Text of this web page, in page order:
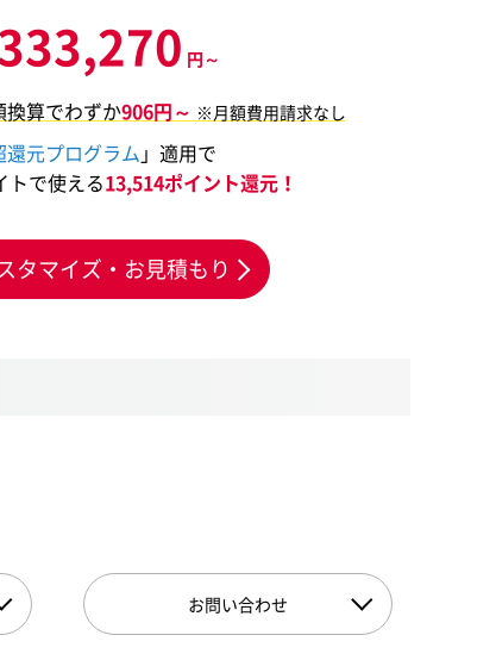
円～
算でわずか906円～ ※月額費用請求なし
還元プログラム 」適用で
トで使える13,514ポイント還元！
タマイズ・お見積もり
お問い合わせ